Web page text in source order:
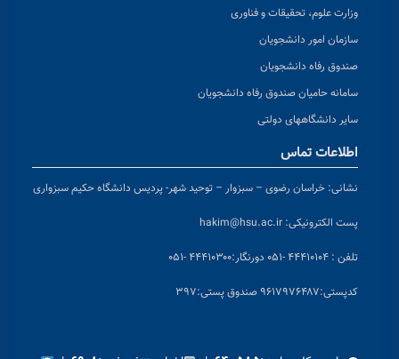
وزارت علوم، تحقیقات و فناوری
سازمان امور دانشجویان
صندوق رفاه دانشجویان
سامانه حامیان صندوق رفاه دانشجویان
سایر دانشگاههای دولتی
اطلاعات تماس
نشانی: خراسان رضوی – سبزوار – توحید شهر- پردیس دانشگاه حکیم سبزواری
پست الکترونیکی: hakim@hsu.ac.ir
تلفن : ۴۴۴۱۰۱۰۴ -۰۵۱ دورنگار:۴۴۴۱۰۳۰۰ -۰۵۱
کدپستی:۹۶۱۷۹۷۶۴۸۷ صندوق پستی:۳۹۷